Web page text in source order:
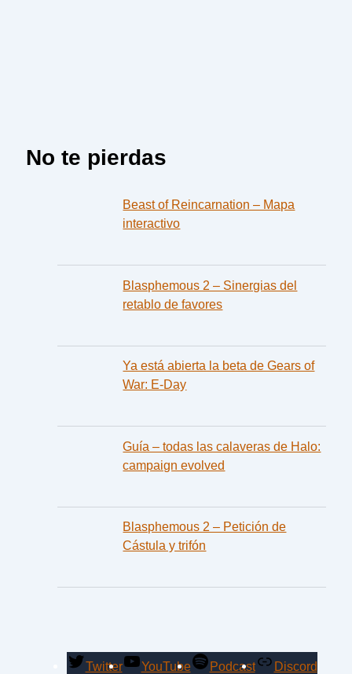
No te pierdas
Beast of Reincarnation – Mapa
interactivo
Blasphemous 2 – Sinergias del
retablo de favores
Ya está abierta la beta de Gears of
War: E-Day
Guía – todas las calaveras de Halo:
campaign evolved
Blasphemous 2 – Petición de
Cástula y trifón
Twitter YouTube Podcast
Discord